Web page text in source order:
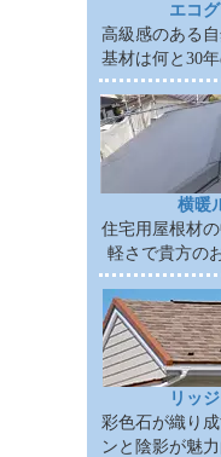
エコ
高級感のある
基材は何と30
横暖
住宅用屋根材の
軽さで貴方の
リッ
彩色石が織り
ンと陰影が魅